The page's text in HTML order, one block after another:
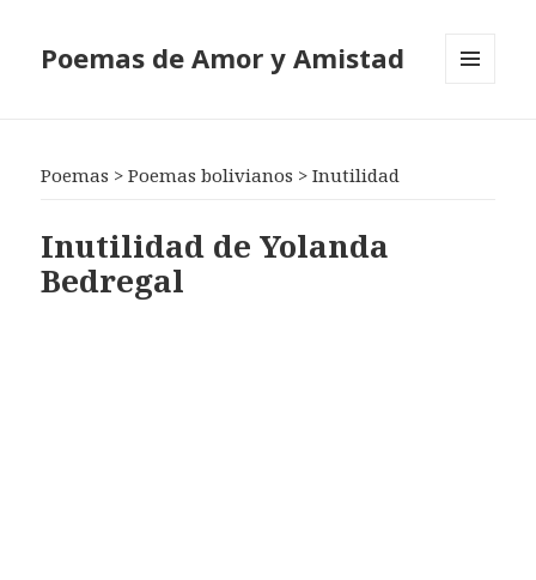
Poemas de Amor y Amistad
Poemas >Poemas bolivianos >Inutilidad
Inutilidad de Yolanda
Bedregal